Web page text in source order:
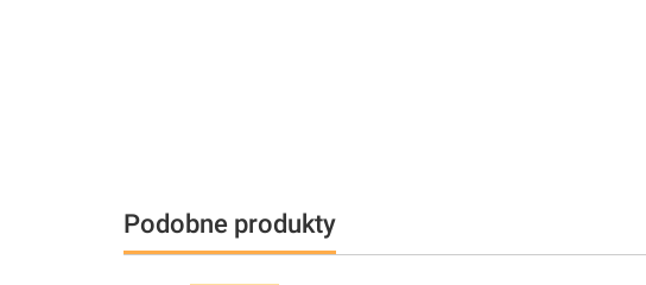
Podobne produkty